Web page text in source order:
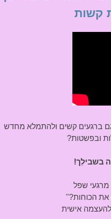
קשות
ברגעים קשים ולהתמלא מחדש
ובפשטות?
בשבילֵך!
שפל
את הכוחות?"
אישית